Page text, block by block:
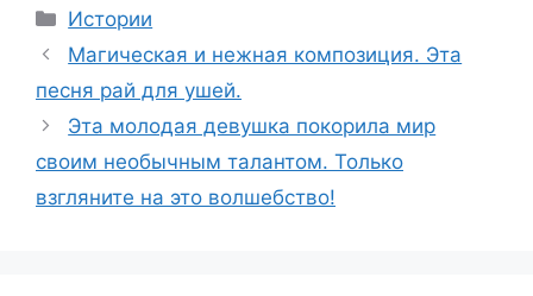
Categories
Истории
Магическая и нежная композиция. Эта
песня рай для ушей.
Эта молодая девушка покорила мир
своим необычным талантом. Только
взгляните на это волшебство!